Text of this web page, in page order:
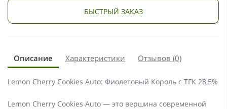
БЫСТРЫЙ ЗАКАЗ
Описание Характеристики Отзывов (0)
Lemon Cherry Cookies Auto: Фиолетовый Король с ТГК 28,5%
Lemon Cherry Cookies Auto — это вершина современной